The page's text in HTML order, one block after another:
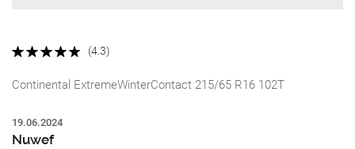
(4.3)
Continental ExtremeWinterContact 215/65 R16 102T
19.06.2024
Nuwef